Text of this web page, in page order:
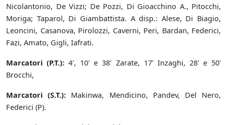
Nicolantonio, De Vizzi; De Pozzi, Di Gioacchino A., Pitocchi,
Moriga; Taparol, Di Giambattista. A disp.: Alese, Di Biagio,
Leoncini, Casanova, Pirolozzi, Caverni, Peri, Bardan, Federici,
Fazi, Amato, Gigli, Iafrati.
Marcatori (P.T.): 4', 10' e 38' Zarate, 17' Inzaghi, 28' e 50'
Brocchi,
Marcatori (S.T.): Makinwa, Mendicino, Pandev, Del Nero,
Federici (P).